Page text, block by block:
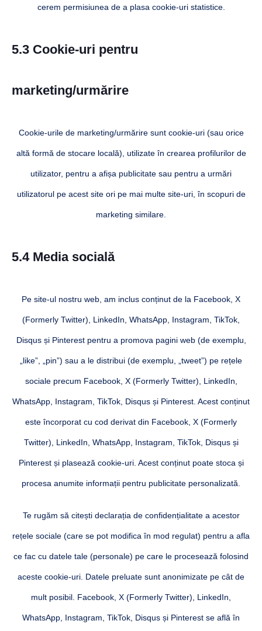
cerem permisiunea de a plasa cookie-uri statistice.
5.3 Cookie-uri pentru
marketing/urmărire
Cookie-urile de marketing/urmărire sunt cookie-uri (sau orice
altă formă de stocare locală), utilizate în crearea profilurilor de
utilizator, pentru a afișa publicitate sau pentru a urmări
utilizatorul pe acest site ori pe mai multe site-uri, în scopuri de
marketing similare.
5.4 Media socială
Pe site-ul nostru web, am inclus conținut de la Facebook, X
(Formerly Twitter), LinkedIn, WhatsApp, Instagram, TikTok,
Disqus și Pinterest pentru a promova pagini web (de exemplu,
„like”, „pin”) sau a le distribui (de exemplu, „tweet”) pe rețele
sociale precum Facebook, X (Formerly Twitter), LinkedIn,
WhatsApp, Instagram, TikTok, Disqus și Pinterest. Acest conținut
este încorporat cu cod derivat din Facebook, X (Formerly
Twitter), LinkedIn, WhatsApp, Instagram, TikTok, Disqus și
Pinterest și plasează cookie-uri. Acest conținut poate stoca și
procesa anumite informații pentru publicitate personalizată.
Te rugăm să citești declarația de confidențialitate a acestor
rețele sociale (care se pot modifica în mod regulat) pentru a afla
ce fac cu datele tale (personale) pe care le procesează folosind
aceste cookie-uri. Datele preluate sunt anonimizate pe cât de
mult posibil. Facebook, X (Formerly Twitter), LinkedIn,
WhatsApp, Instagram, TikTok, Disqus și Pinterest se află în